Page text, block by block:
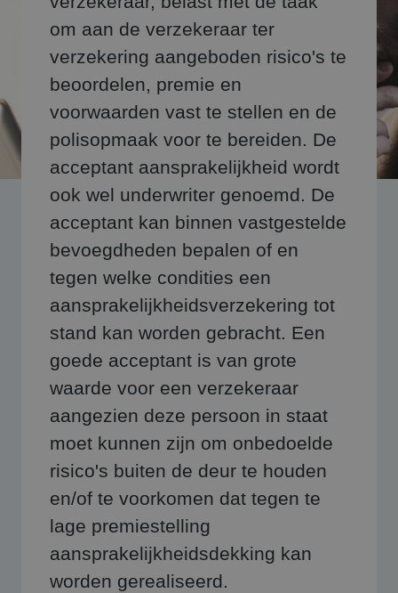
om aan de verzekeraar ter
verzekering aangeboden risico's te
beoordelen, premie en
voorwaarden vast te stellen en de
polisopmaak voor te bereiden. De
acceptant aansprakelijkheid wordt
ook wel underwriter genoemd. De
acceptant kan binnen vastgestelde
bevoegdheden bepalen of en
tegen welke condities een
aansprakelijkheidsverzekering tot
stand kan worden gebracht. Een
goede acceptant is van grote
waarde voor een verzekeraar
aangezien deze persoon in staat
moet kunnen zijn om onbedoelde
risico's buiten de deur te houden
en/of te voorkomen dat tegen te
lage premiestelling
aansprakelijkheidsdekking kan
worden gerealiseerd.